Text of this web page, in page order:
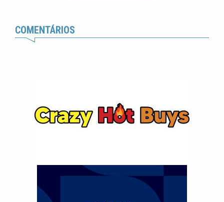
COMENTÁRIOS